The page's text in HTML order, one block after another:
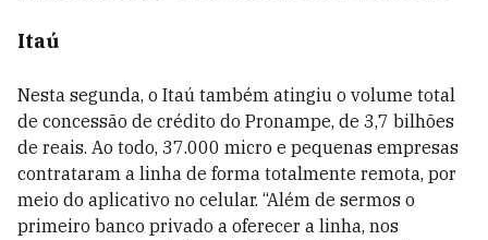
Itaú
Nesta segunda, o Itaú também atingiu o volume total
de concessão de crédito do Pronampe, de 3,7 bilhões
de reais. Ao todo, 37.000 micro e pequenas empresas
contrataram a linha de forma totalmente remota, por
meio do aplicativo no celular. “Além de sermos o
primeiro banco privado a oferecer a linha, nos